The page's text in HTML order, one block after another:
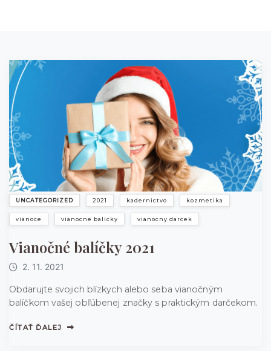
UNCATEGORIZED 2021 kadernictvo kozmetika
vianoce vianocne balicky vianocny darcek
Vianočné balíčky 2021
2. 11. 2021
Obdarujte svojich blízkych alebo seba vianočným
balíčkom vašej obľúbenej značky s praktickým darčekom.
ČÍTAŤ ĎALEJ